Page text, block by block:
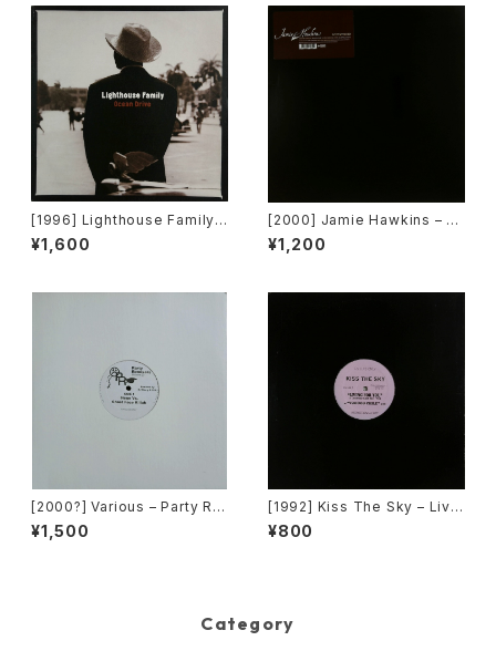
[1996] Lighthouse Family –
Ocean Drive [Wildcard]
¥1,600
[2000] Jamie Hawkins – Lo
st My Mind [Elektra]
¥1,200
[2000?] Various – Party Re
mixers Volume 5 [OPR]
¥1,500
[1992] Kiss The Sky – Livin
g For You / Voodoo Chile /
What Does It Take? / Don't
¥800
Category